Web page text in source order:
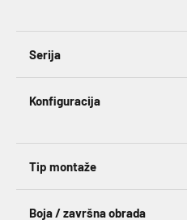
Serija
Konfiguracija
Tip montaže
Boja / završna obrada